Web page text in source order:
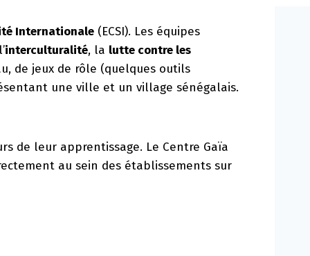
Internationale (ECSI). Les équipes
interculturalité, la lutte contre les
de jeux de rôle (quelques outils
une ville et un village sénégalais.
de leur apprentissage. Le Centre Gaïa
au sein des établissements sur